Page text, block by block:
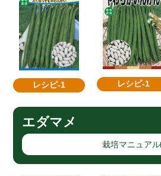
レシピ-1 レシピ-1
エダマメ
栽培マニュアル